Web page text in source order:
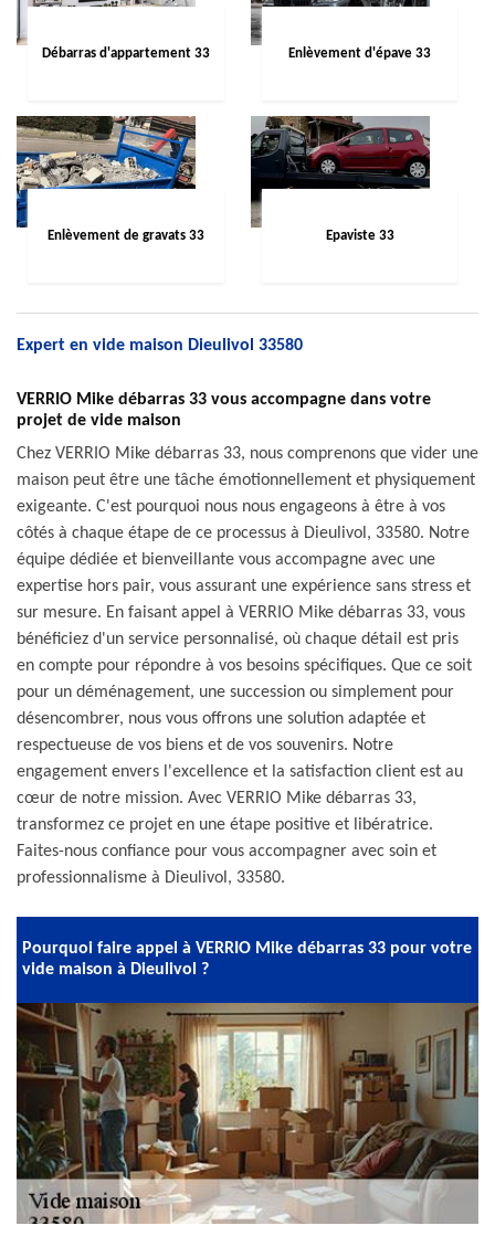
Débarras d'appartement 33 Enlèvement d'épave 33
Enlèvement de gravats 33 Epaviste 33
Expert en vide maison Dieulivol 33580
VERRIO Mike débarras 33 vous accompagne dans votre
projet de vide maison
Chez VERRIO Mike débarras 33, nous comprenons que vider une
maison peut être une tâche émotionnellement et physiquement
exigeante. C'est pourquoi nous nous engageons à être à vos
côtés à chaque étape de ce processus à Dieulivol, 33580. Notre
équipe dédiée et bienveillante vous accompagne avec une
expertise hors pair, vous assurant une expérience sans stress et
sur mesure. En faisant appel à VERRIO Mike débarras 33, vous
bénéficiez d'un service personnalisé, où chaque détail est pris
en compte pour répondre à vos besoins spécifiques. Que ce soit
pour un déménagement, une succession ou simplement pour
désencombrer, nous vous offrons une solution adaptée et
respectueuse de vos biens et de vos souvenirs. Notre
engagement envers l'excellence et la satisfaction client est au
cœur de notre mission. Avec VERRIO Mike débarras 33,
transformez ce projet en une étape positive et libératrice.
Faites-nous confiance pour vous accompagner avec soin et
professionnalisme à Dieulivol, 33580.
Pourquoi faire appel à VERRIO Mike débarras 33 pour votre
vide maison à Dieulivol ?